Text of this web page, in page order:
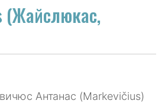
(Жайслюкас,
Антанас (Markevičius)